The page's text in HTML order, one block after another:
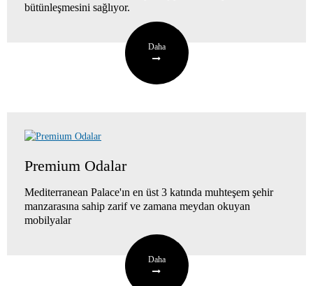
bütünleşmesini sağlıyor.
Daha
Premium Odalar
Mediterranean Palace'ın en üst 3 katında muhteşem şehir
manzarasına sahip zarif ve zamana meydan okuyan
mobilyalar
Daha